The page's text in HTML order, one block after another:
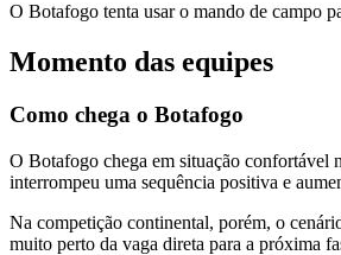
O Botafogo tenta usar o mando de campo
Momento das equipes
Como chega o Botafogo
O Botafogo chega em situação confortável
interrompeu uma sequência positiva e
Na competição continental, porém, o
muito perto da vaga direta para a próxima